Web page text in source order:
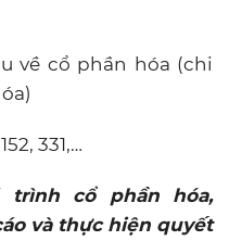
về cổ phần hóa (chi
331,…
trình cổ phần hóa,
và thực hiện quyết